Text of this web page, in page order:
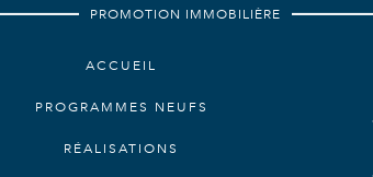
PROMOTION IMMOBILIÈRE
ACCUEIL
PROGRAMMES NEUFS
RÉALISATIONS